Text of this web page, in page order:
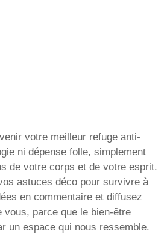
votre meilleur refuge anti-
ni dépense folle, simplement
de votre corps et de votre esprit.
astuces déco pour survivre à
en commentaire et diffusez
vous, parce que le bien-être
un espace qui nous ressemble.